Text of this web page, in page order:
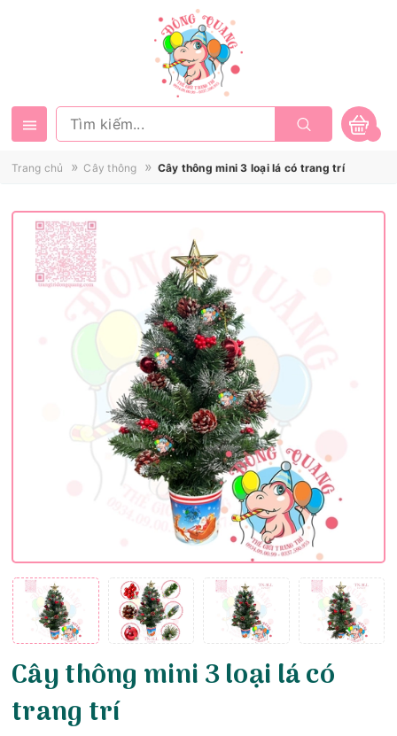
Trang chủ »Cây thông » Cây thông mini 3 loại lá có trang trí
Cây thông mini 3 loại lá có
trang trí